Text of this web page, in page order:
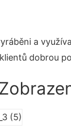
a
dobrou